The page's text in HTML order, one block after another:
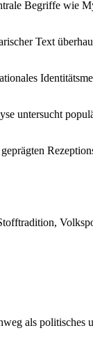
Begriffe wie
Text
untersucht
als politisches